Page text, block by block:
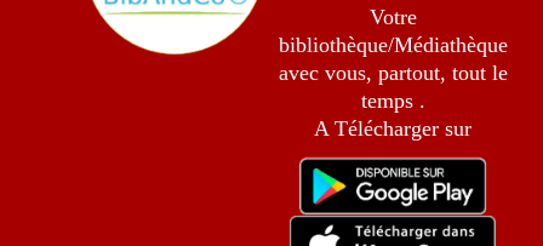
Votre
bibliothèque/Médiathèque
avec vous, partout, tout le
temps .
A Télécharger sur